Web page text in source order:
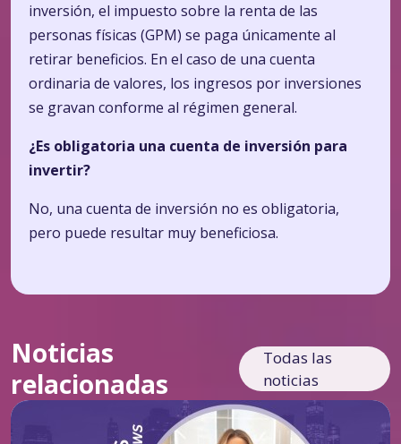
inversión, el impuesto sobre la renta de las
personas físicas (GPM) se paga únicamente al
retirar beneficios. En el caso de una cuenta
ordinaria de valores, los ingresos por inversiones
se gravan conforme al régimen general.
¿Es obligatoria una cuenta de inversión para
invertir?
No, una cuenta de inversión no es obligatoria,
pero puede resultar muy beneficiosa.
Noticias
relacionadas
Todas las
noticias